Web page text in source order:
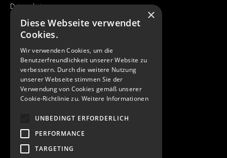
Datenschutz
AGB
Kontakt
info@realestate
architectureawards.com
Instagram
LinkedIn
×
Diese Webseite verwendet
Cookies.
Wir verwenden Cookies, um die
Benutzerfreundlichkeit unserer Website zu
verbessern. Durch die weitere Nutzung
unserer Webseite stimmen Sie der
Verwendung von Cookies gemäß unserer
Cookie-Richtlinie zu. Weitere Informationen
UNBEDINGT ERFORDERLICH
PERFORMANCE
TARGETING